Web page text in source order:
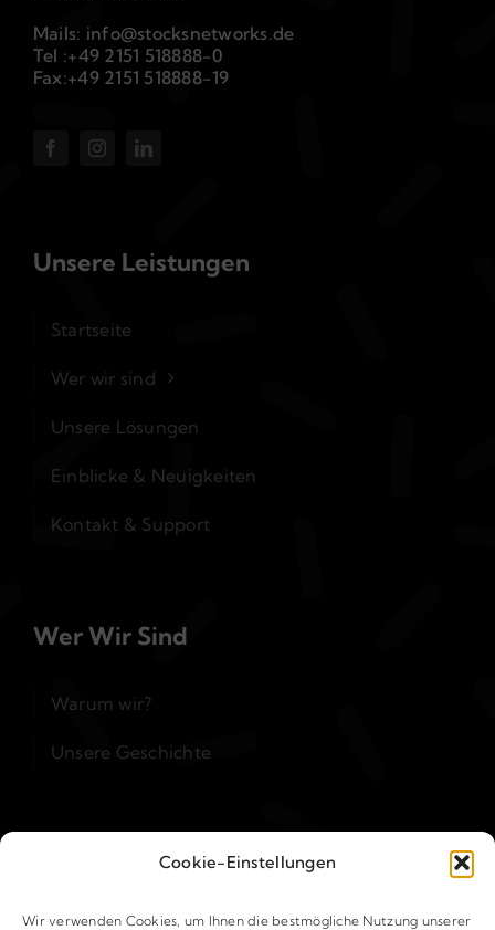
Cookie-Einstellungen
Wir verwenden Cookies, um Ihnen die bestmögliche Nutzung unserer
Mails: info@stocksnetworks.de
Tel :+49 2151 518888-0
Fax:+49 2151 518888-19
Unsere Leistungen
Startseite
Wer wir sind
Unsere Lösungen
Einblicke & Neuigkeiten
Kontakt & Support
Wer Wir Sind
Warum wir?
Unsere Geschichte
Kontakt & Support